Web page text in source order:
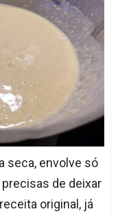
seca, envolve só
de deixar
original, já